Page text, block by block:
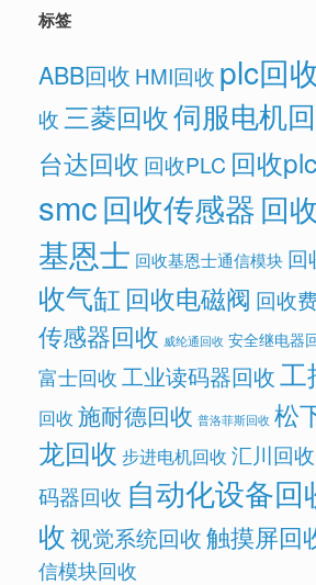
标签
ABB回收 HMI回收 plc回
收 三菱回收伺服电机
台达回收 回收PLC 回收
smc回收传感器回
基恩士 回收基恩士通信模块 回
收气缸 回收电磁阀 回收
传感器回收 威纶通回收 安全继电器
富士回收工业读码器回收工
回收 施耐德回收 普洛菲斯回收 松
龙回收 步进电机回收 汇川回收
码器回收 自动化设备回
收视觉系统回收触摸屏回
信模块回收